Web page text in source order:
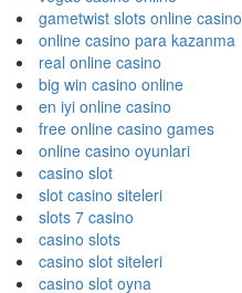
gametwist slots online casino
online casino para kazanma
real online casino
big win casino online
en iyi online casino
free online casino games
online casino oyunlari
casino slot
slot casino siteleri
slots 7 casino
casino slots
casino slot siteleri
casino slot oyna